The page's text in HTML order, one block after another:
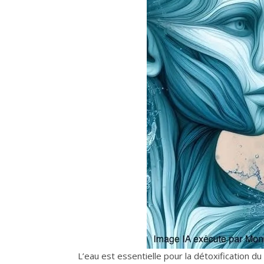
L’eau est essentielle pour la détoxification